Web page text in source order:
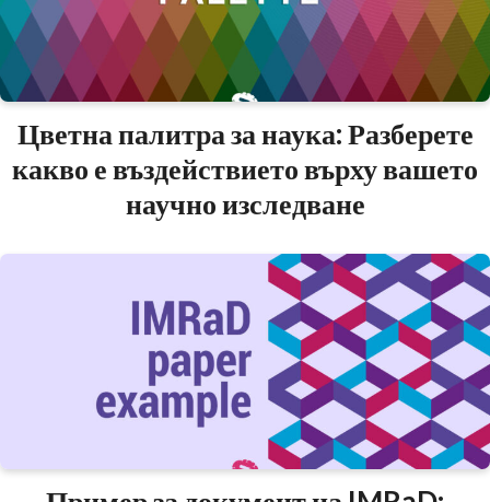
Цветна палитра за наука: Разберете
какво е въздействието върху вашето
научно изследване